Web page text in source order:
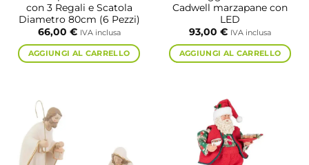
con 3 Regali e Scatola
Diametro 80cm (6 Pezzi)
66,00 € IVA inclusa
AGGIUNGI AL CARRELLO
Cadwell marzapane con
LED
93,00 € IVA inclusa
AGGIUNGI AL CARRELLO